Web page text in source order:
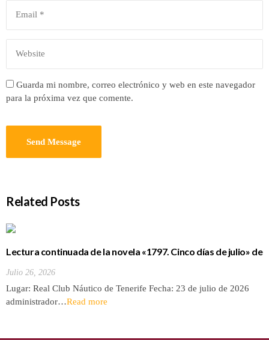
Guarda mi nombre, correo electrónico y web en este navegador
para la próxima vez que comente.
Related Posts
Lectura continuada de la novela «1797. Cinco días de julio» de
Julio 26, 2026
Lugar: Real Club Náutico de Tenerife Fecha: 23 de julio de 2026
administrador…Read more